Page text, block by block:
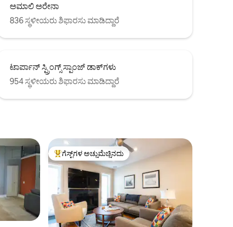
ಅಮಾಲಿ ಅರೇನಾ
836 ಸ್ಥಳೀಯರು ಶಿಫಾರಸು ಮಾಡಿದ್ದಾರೆ
ಟಾರ್ಪಾನ್ ಸ್ಪ್ರಿಂಗ್ಸ್ ಸ್ಪಾಂಜ್ ಡಾಕ್‌ಗಳು
954 ಸ್ಥಳೀಯರು ಶಿಫಾರಸು ಮಾಡಿದ್ದಾರೆ
ಗೆಸ್ಟ್‌ಗಳಿಗೆ ಅತಿ ಹೆಚ್ಚು ಅಚ್ಚುಮೆಚ್ಚಿನದು
ಗೆಸ್ಟ್‌ಗಳ ಅಚ್ಚುಮೆಚ್ಚಿನದು